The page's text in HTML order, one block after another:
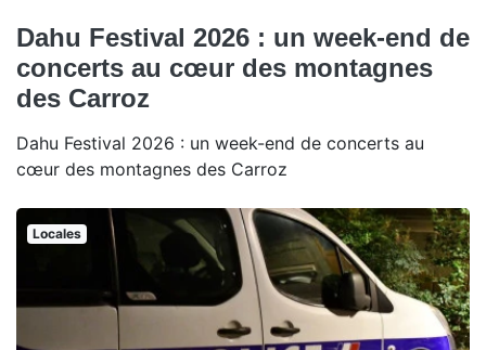
Dahu Festival 2026 : un week-end de
concerts au cœur des montagnes
des Carroz
Dahu Festival 2026 : un week-end de concerts au
cœur des montagnes des Carroz
Locales